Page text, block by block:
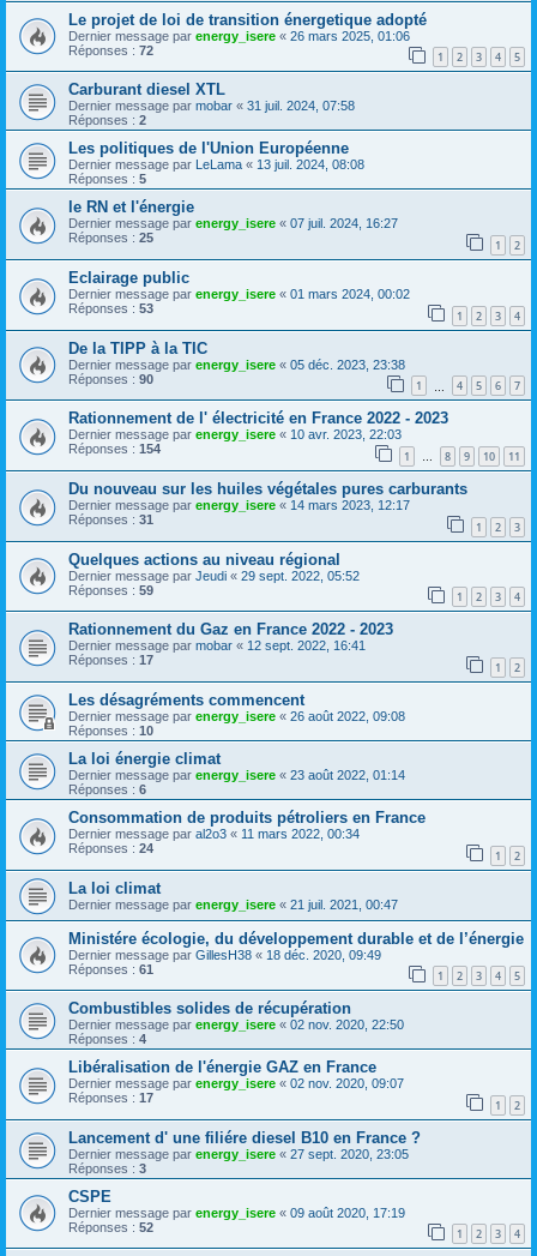
Le projet de loi de transition énergetique adopté
Dernier message par energy_isere « 26 mars 2025, 01:06
Réponses : 72 1 2 3 4 5
Carburant diesel XTL
Dernier message par mobar « 31 juil. 2024, 07:58
Réponses : 2
Les politiques de l'Union Européenne
Dernier message par LeLama « 13 juil. 2024, 08:08
Réponses : 5
le RN et l'énergie
Dernier message par energy_isere « 07 juil. 2024, 16:27
Réponses : 25 1 2
Eclairage public
Dernier message par energy_isere « 01 mars 2024, 00:02
Réponses : 53 1 2 3 4
De la TIPP à la TIC
Dernier message par energy_isere « 05 déc. 2023, 23:38
Réponses : 90 1 4 5 6 7
Rationnement de l' électricité en France 2022 - 2023
Dernier message par energy_isere « 10 avr. 2023, 22:03
Réponses : 154 1 … 8 9 10 11
Du nouveau sur les huiles végétales pures carburants
Dernier message par energy_isere « 14 mars 2023, 12:17
Réponses : 31 1 2 3
Quelques actions au niveau régional
Dernier message par Jeudi « 29 sept. 2022, 05:52
Réponses : 59 1 2 3 4
Rationnement du Gaz en France 2022 - 2023
Dernier message par mobar « 12 sept. 2022, 16:41
Réponses : 17 1 2
Les désagréments commencent
Dernier message par energy_isere « 26 août 2022, 09:08
Réponses : 10
La loi énergie climat
Dernier message par energy_isere « 23 août 2022, 01:14
Réponses : 6
Consommation de produits pétroliers en France
Dernier message par al2o3 « 11 mars 2022, 00:34
Réponses : 24 1 2
La loi climat
Dernier message par energy_isere « 21 juil. 2021, 00:47
Ministére écologie, du développement durable et de l’énergie
Dernier message par GillesH38 « 18 déc. 2020, 09:49
Réponses : 61 1 2 3 4 5
Combustibles solides de récupération
Dernier message par energy_isere « 02 nov. 2020, 22:50
Réponses : 4
Libéralisation de l'énergie GAZ en France
Dernier message par energy_isere « 02 nov. 2020, 09:07
Réponses : 17 1 2
Lancement d' une filiére diesel B10 en France ?
Dernier message par energy_isere « 27 sept. 2020, 23:05
Réponses : 3
CSPE
Dernier message par energy_isere « 09 août 2020, 17:19
Réponses : 52 1 2 3 4